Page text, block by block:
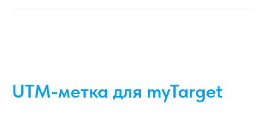
UTM-метка для myTarget